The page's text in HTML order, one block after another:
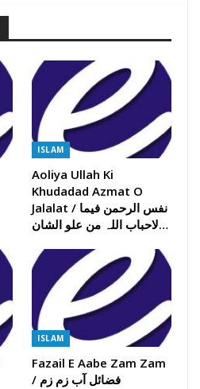
ISLAM
Aoliya Ullah Ki
Khudadad Azmat O
Jalalat / نفس الرحمن فیما
لاحباب اللہ من علو الشان…
ISLAM
Fazail E Aabe Zam Zam
/ فضائل آب زم زم